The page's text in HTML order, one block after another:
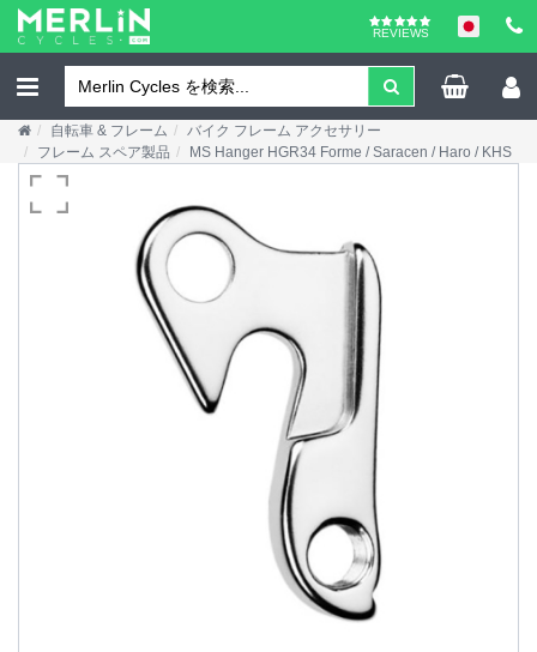
REVIEWS
自転車 & フレーム
バイク フレーム アクセサリー
フレーム スペア製品
MS Hanger HGR34 Forme / Saracen / Haro / KHS